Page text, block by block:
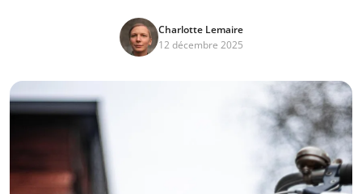
Charlotte Lemaire
12 décembre 2025